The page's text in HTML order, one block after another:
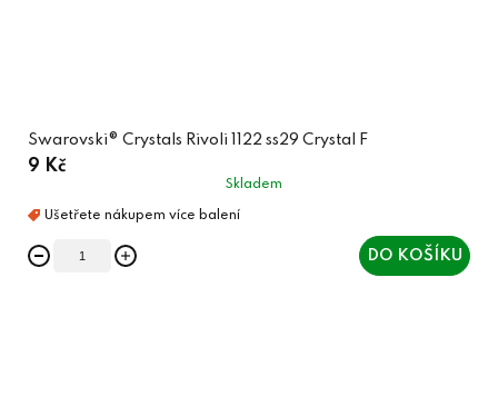
Swarovski® Crystals Rivoli 1122 ss29 Crystal F
9 Kč
Skladem
DO KOŠÍKU